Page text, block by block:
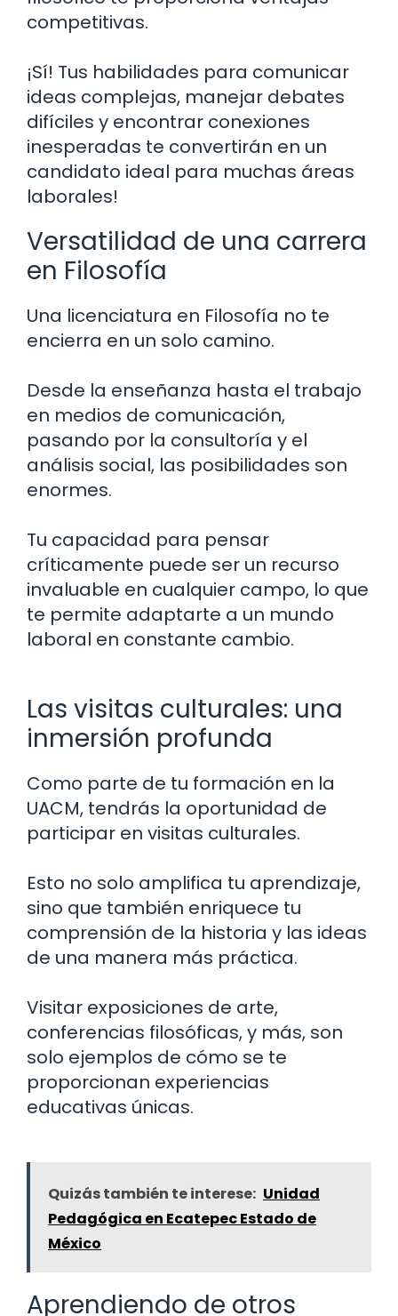
competitivas.
¡Sí! Tus habilidades para comunicar
ideas complejas, manejar debates
difíciles y encontrar conexiones
inesperadas te convertirán en un
candidato ideal para muchas áreas
laborales!
Versatilidad de una carrera
en Filosofía
Una licenciatura en Filosofía no te
encierra en un solo camino.
Desde la enseñanza hasta el trabajo
en medios de comunicación,
pasando por la consultoría y el
análisis social, las posibilidades son
enormes.
Tu capacidad para pensar
críticamente puede ser un recurso
invaluable en cualquier campo, lo que
te permite adaptarte a un mundo
laboral en constante cambio.
Las visitas culturales: una
inmersión profunda
Como parte de tu formación en la
UACM, tendrás la oportunidad de
participar en visitas culturales.
Esto no solo amplifica tu aprendizaje,
sino que también enriquece tu
comprensión de la historia y las ideas
de una manera más práctica.
Visitar exposiciones de arte,
conferencias filosóficas, y más, son
solo ejemplos de cómo se te
proporcionan experiencias
educativas únicas.
Quizás también te interese: Unidad
Pedagógica en Ecatepec Estado de
México
Aprendiendo de otros